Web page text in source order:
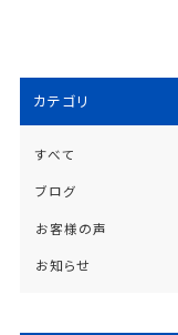
カテゴリ
すべて
ブログ
お客様の声
お知らせ